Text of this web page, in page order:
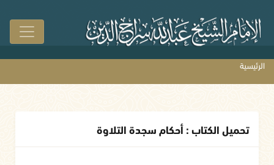
الرئيسية
تحميل الكتاب : أحكام سجدة التلاوة